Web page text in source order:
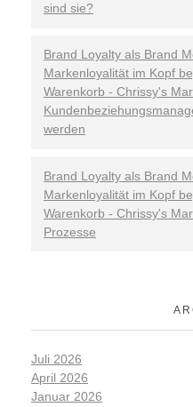
sind sie?
Brand Loyalty als Brand
Markenloyalität im Kopf
Warenkorb - Chrissy's
werden
Brand Loyalty als Brand
Markenloyalität im Kopf
Warenkorb - Chrissy's
Prozesse
Juli 2026
April 2026
Januar 2026